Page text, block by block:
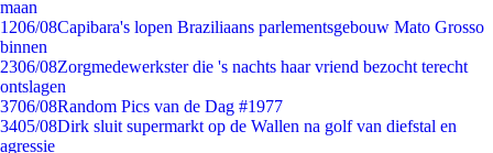
maan
1206/08Capibara's lopen Braziliaans parlementsgebouw Mato Grosso
binnen
2306/08Zorgmedewerkster die 's nachts haar vriend bezocht terecht
ontslagen
3706/08Random Pics van de Dag #1977
3405/08Dirk sluit supermarkt op de Wallen na golf van diefstal en
agressie